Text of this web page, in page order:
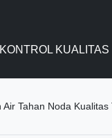
KONTROL KUALITAS
Tahan Noda Kualitas